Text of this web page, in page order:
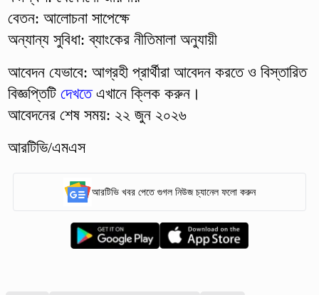
বেতন: আলোচনা সাপেক্ষে
অন্যান্য সুবিধা: ব্যাংকের নীতিমালা অনুযায়ী
আবেদন যেভাবে: আগ্রহী প্রার্থীরা আবেদন করতে ও বিস্তারিত
বিজ্ঞপ্তিটি দেখতেএখানে ক্লিক করুন।
আবেদনের শেষ সময়: ২২ জুন ২০২৬
আরটিভি/এমএস
আরটিভি খবর পেতে গুগল নিউজ চ্যানেল ফলো করুন